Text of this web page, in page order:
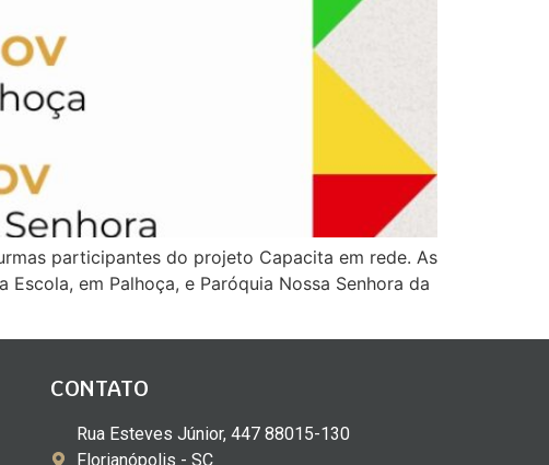
participantes do projeto Capacita em rede. As
em Palhoça, e Paróquia Nossa Senhora da
CONTATO
Rua Esteves Júnior, 447 88015-130
Florianópolis - SC